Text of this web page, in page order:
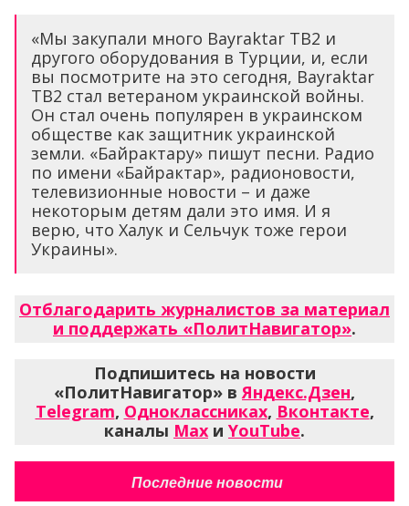
«Мы закупали много Bayraktar TB2 и
другого оборудования в Турции, и, если
вы посмотрите на это сегодня, Bayraktar
TB2 стал ветераном украинской войны.
Он стал очень популярен в украинском
обществе как защитник украинской
земли. «Байрактару» пишут песни. Радио
по имени «Байрактар», радионовости,
телевизионные новости – и даже
некоторым детям дали это имя. И я
верю, что Халук и Сельчук тоже герои
Украины».
Отблагодарить журналистов за материал
и поддержать «ПолитНавигатор».
Подпишитесь на новости
«ПолитНавигатор» в Яндекс.Дзен,
Telegram, Одноклассниках, Вконтакте,
каналы Max и YouTube.
Последние новости